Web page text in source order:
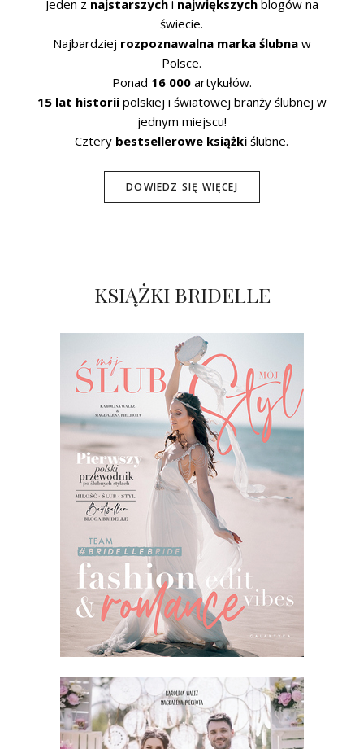
Jeden z najstarszychi największychblogów na
świecie.
Najbardziej rozpoznawalna marka ślubnaw
Polsce.
Ponad 16 000artykułów.
15 lat historiipolskiej i światowej branży ślubnej w
jednym miejscu!
Cztery bestsellerowe książki ślubne.
DOWIEDZ SIĘ WIĘCEJ
KSIĄŻKI BRIDELLE